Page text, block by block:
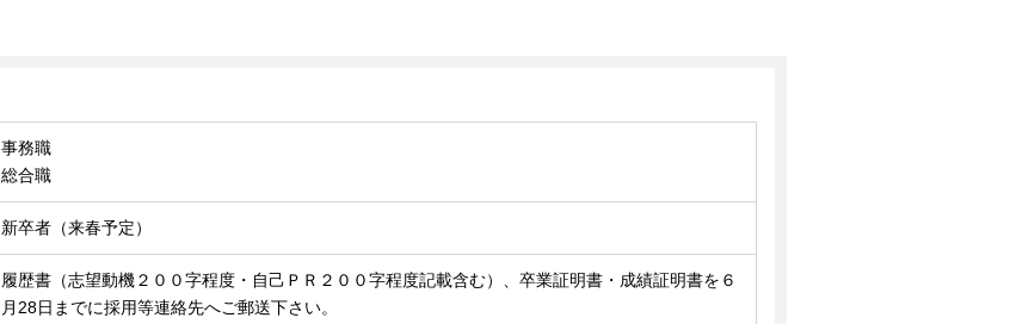
事務職
総合職
新卒者（来春予定）
履歴書（志望動機２００字程度・自己ＰＲ２００字程度記載含む）、卒業証明書・成績証明書を６
月28日までに採用等連絡先へご郵送下さい。